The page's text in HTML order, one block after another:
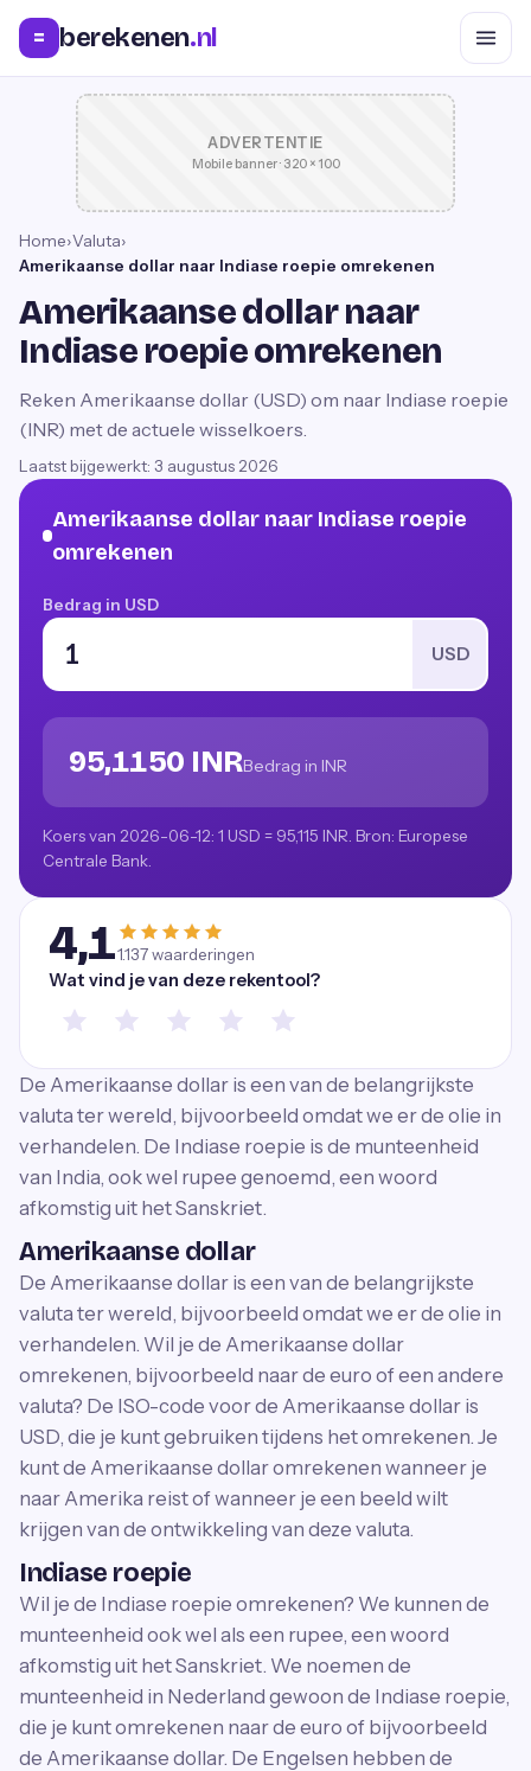
= berekenen.nl
ADVERTENTIE
Mobile banner · 320 × 100
Home›Valuta›
Amerikaanse dollar naar Indiase roepie omrekenen
Amerikaanse dollar naar
Indiase roepie omrekenen
Reken Amerikaanse dollar (USD) om naar Indiase roepie
(INR) met de actuele wisselkoers.
Laatst bijgewerkt: 3 augustus 2026
Amerikaanse dollar naar Indiase roepie
omrekenen
Bedrag in USD
USD
95,1150 INRBedrag in INR
Koers van 2026-06-12: 1 USD = 95,115 INR. Bron: Europese
Centrale Bank.
4,11.137waarderingen
Wat vind je van deze rekentool?
De Amerikaanse dollar is een van de belangrijkste
valuta ter wereld, bijvoorbeeld omdat we er de olie in
verhandelen. De Indiase roepie is de munteenheid
van India, ook wel rupee genoemd, een woord
afkomstig uit het Sanskriet.
Amerikaanse dollar
De Amerikaanse dollar is een van de belangrijkste
valuta ter wereld, bijvoorbeeld omdat we er de olie in
verhandelen. Wil je de Amerikaanse dollar
omrekenen, bijvoorbeeld naar de euro of een andere
valuta? De ISO-code voor de Amerikaanse dollar is
USD, die je kunt gebruiken tijdens het omrekenen. Je
kunt de Amerikaanse dollar omrekenen wanneer je
naar Amerika reist of wanneer je een beeld wilt
krijgen van de ontwikkeling van deze valuta.
Indiase roepie
Wil je de Indiase roepie omrekenen? We kunnen de
munteenheid ook wel als een rupee, een woord
afkomstig uit het Sanskriet. We noemen de
munteenheid in Nederland gewoon de Indiase roepie,
die je kunt omrekenen naar de euro of bijvoorbeeld
de Amerikaanse dollar. De Engelsen hebben de